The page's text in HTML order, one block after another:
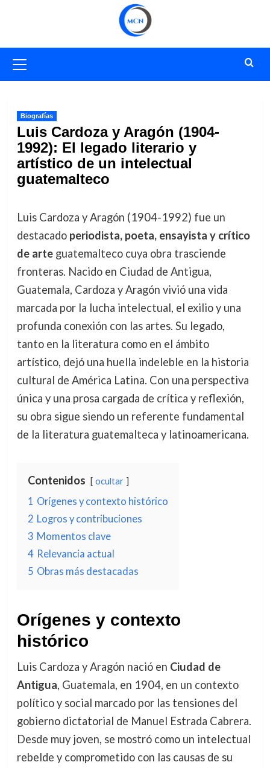
primario
Biografías
Luis Cardoza y Aragón (1904-
1992): El legado literario y
artístico de un intelectual
guatemalteco
Luis Cardoza y Aragón (1904-1992) fue un
destacado periodista, poeta, ensayista y crítico
de arteguatemalteco cuya obra trasciende
fronteras. Nacido en Ciudad de Antigua,
Guatemala, Cardoza y Aragón vivió una vida
marcada por la lucha intelectual, el exilio y una
profunda conexión con las artes. Su legado,
tanto en la literatura como en el ámbito
artístico, dejó una huella indeleble en la historia
cultural de América Latina. Con una perspectiva
única y una prosa cargada de crítica y reflexión,
su obra sigue siendo un referente fundamental
de la literatura guatemalteca y latinoamericana.
Contenidos ocultar
1 Orígenes y contexto histórico
2 Logros y contribuciones
3 Momentos clave
4 Relevancia actual
5 Obras más destacadas
Orígenes y contexto
histórico
Luis Cardoza y Aragón nació en Ciudad de
Antigua, Guatemala, en 1904, en un contexto
político y social marcado por las tensiones del
gobierno dictatorial de Manuel Estrada Cabrera.
Desde muy joven, se mostró como un intelectual
rebelde y comprometido con las causas de su